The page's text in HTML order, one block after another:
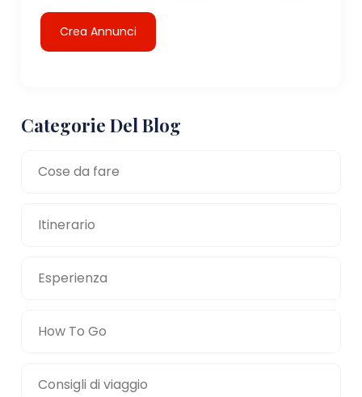
Crea Annunci
Categorie Del Blog
Cose da fare
Itinerario
Esperienza
How To Go
Consigli di viaggio